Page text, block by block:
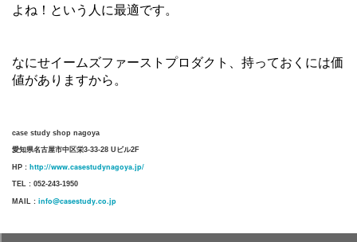
よね！という人に最適です。
なにせイームズファーストプロダクト、持っておくには価
値がありますから。
case study shop nagoya
愛知県名古屋市中区栄3-33-28 Uビル2F
HP : http://www.casestudynagoya.jp/
TEL : 052-243-1950
MAIL : info@casestudy.co.jp